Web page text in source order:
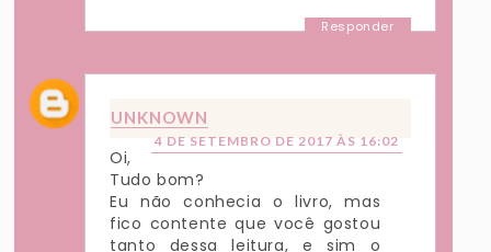
Responder
UNKNOWN
4 DE SETEMBRO DE 2017 ÀS 16:02
Oi,
Tudo bom?
Eu não conhecia o livro, mas
fico contente que você gostou
tanto dessa leitura, e sim o